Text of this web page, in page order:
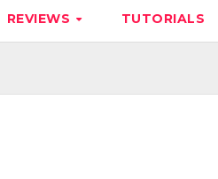
REVIEWS TUTORIALS